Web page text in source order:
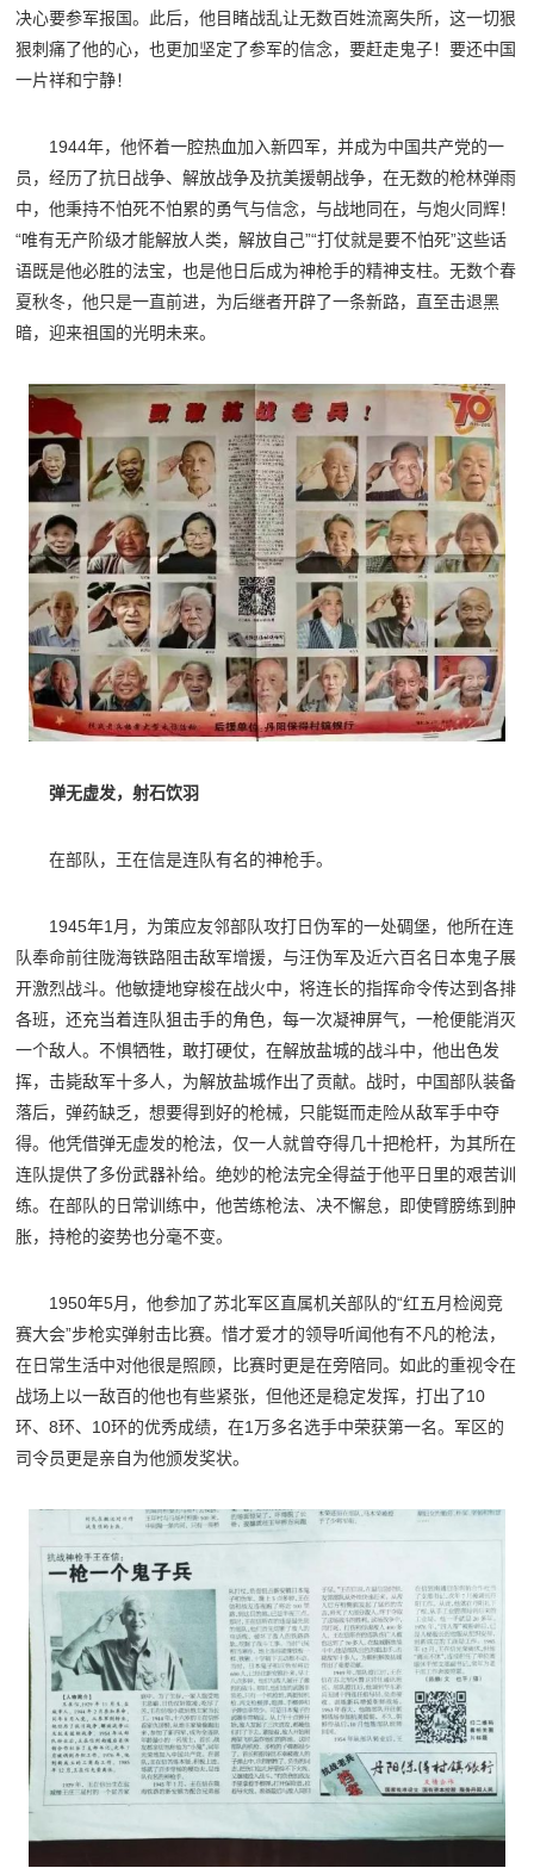
决心要参军报国。此后，他目睹战乱让无数百姓流离失所，这一切狠
狠刺痛了他的心，也更加坚定了参军的信念，要赶走鬼子！要还中国
一片祥和宁静！
1944年，他怀着一腔热血加入新四军，并成为中国共产党的一
员，经历了抗日战争、解放战争及抗美援朝战争，在无数的枪林弹雨
中，他秉持不怕死不怕累的勇气与信念，与战地同在，与炮火同辉！
“唯有无产阶级才能解放人类，解放自己”“打仗就是要不怕死”这些话
语既是他必胜的法宝，也是他日后成为神枪手的精神支柱。无数个春
夏秋冬，他只是一直前进，为后继者开辟了一条新路，直至击退黑
暗，迎来祖国的光明未来。
弹无虚发，射石饮羽
在部队，王在信是连队有名的神枪手。
1945年1月，为策应友邻部队攻打日伪军的一处碉堡，他所在连
队奉命前往陇海铁路阻击敌军增援，与汪伪军及近六百名日本鬼子展
开激烈战斗。他敏捷地穿梭在战火中，将连长的指挥命令传达到各排
各班，还充当着连队狙击手的角色，每一次凝神屏气，一枪便能消灭
一个敌人。不惧牺牲，敢打硬仗，在解放盐城的战斗中，他出色发
挥，击毙敌军十多人，为解放盐城作出了贡献。战时，中国部队装备
落后，弹药缺乏，想要得到好的枪械，只能铤而走险从敌军手中夺
得。他凭借弹无虚发的枪法，仅一人就曾夺得几十把枪杆，为其所在
连队提供了多份武器补给。绝妙的枪法完全得益于他平日里的艰苦训
练。在部队的日常训练中，他苦练枪法、决不懈怠，即使臂膀练到肿
胀，持枪的姿势也分毫不变。
1950年5月，他参加了苏北军区直属机关部队的“红五月检阅竞
赛大会”步枪实弹射击比赛。惜才爱才的领导听闻他有不凡的枪法，
在日常生活中对他很是照顾，比赛时更是在旁陪同。如此的重视令在
战场上以一敌百的他也有些紧张，但他还是稳定发挥，打出了10
环、8环、10环的优秀成绩，在1万多名选手中荣获第一名。军区的
司令员更是亲自为他颁发奖状。